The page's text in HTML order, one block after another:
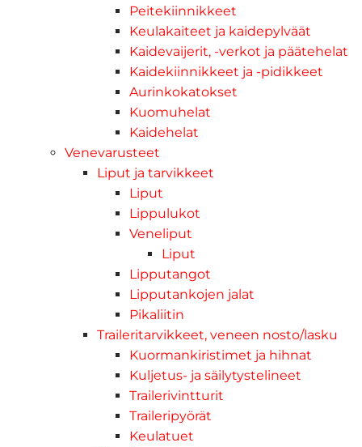
Peitekiinnikkeet
Keulakaiteet ja kaidepylväät
Kaidevaijerit, -verkot ja päätehelat
Kaidekiinnikkeet ja -pidikkeet
Aurinkokatokset
Kuomuhelat
Kaidehelat
Venevarusteet
Liput ja tarvikkeet
Liput
Lippulukot
Veneliput
Liput
Lipputangot
Lipputankojen jalat
Pikaliitin
Traileritarvikkeet, veneen nosto/lasku
Kuormankiristimet ja hihnat
Kuljetus- ja säilytystelineet
Trailerivintturit
Traileripyörät
Keulatuet